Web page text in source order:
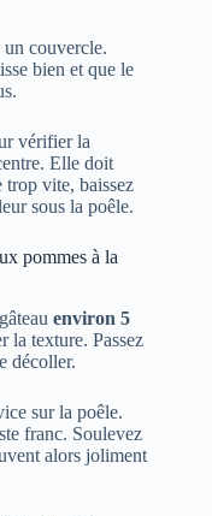
couvercle.
bien et que le
vérifier la
Elle doit
trop vite, baissez
sous la poêle.
pommes à la
environ 5
la texture. Passez
décoller.
sur la poêle.
franc. Soulevez
alors joliment